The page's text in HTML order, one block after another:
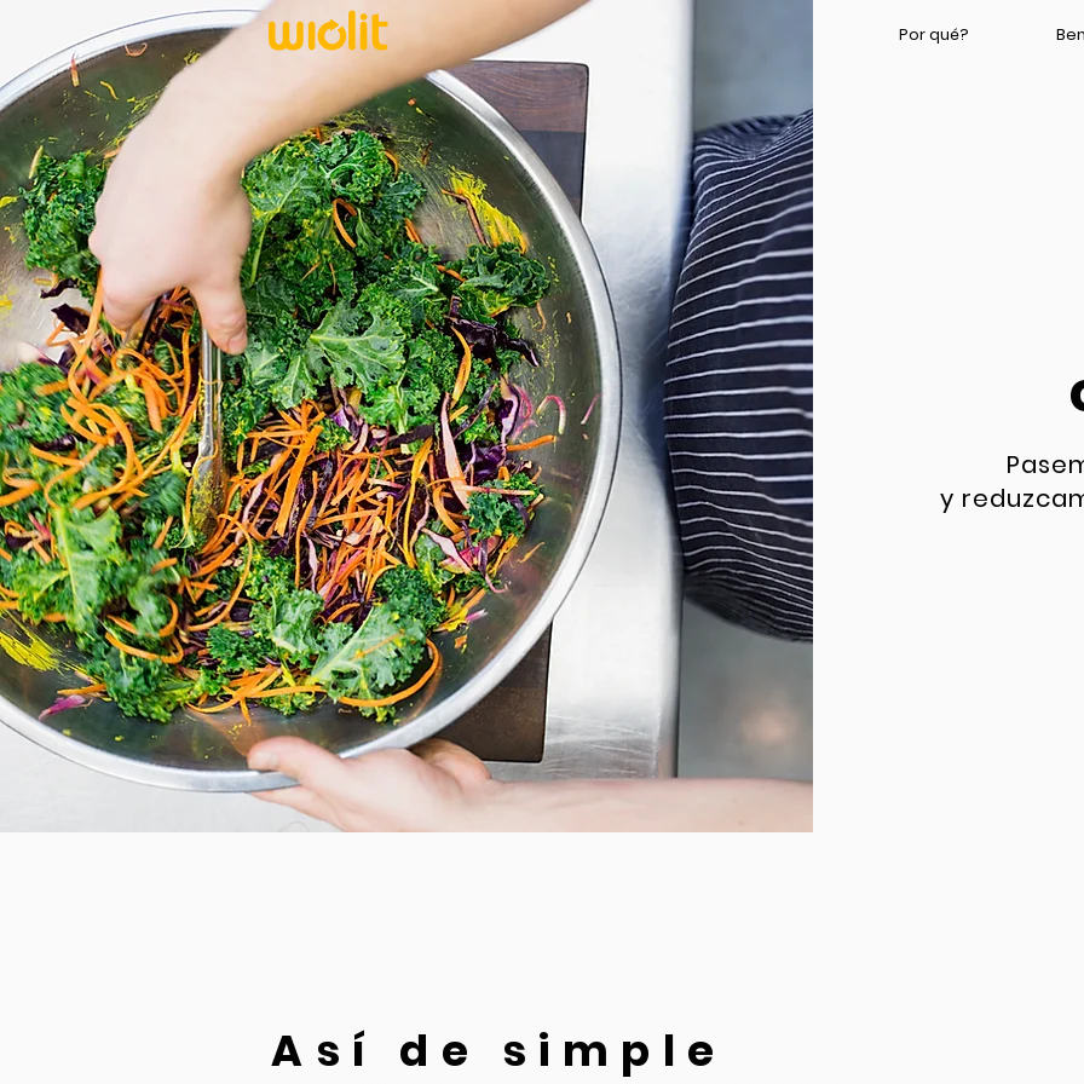
Por qué?
y
Así de simple